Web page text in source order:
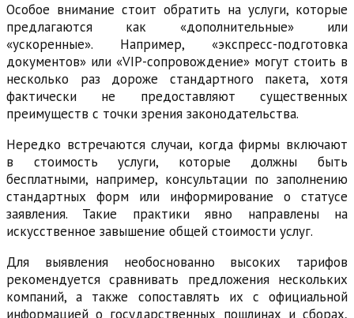
Особое внимание стоит обратить на услуги, которые
предлагаются как «дополнительные» или
«ускоренные». Например, «экспресс-подготовка
документов» или «VIP-сопровождение» могут стоить в
несколько раз дороже стандартного пакета, хотя
фактически не предоставляют существенных
преимуществ с точки зрения законодательства.
Нередко встречаются случаи, когда фирмы включают
в стоимость услуги, которые должны быть
бесплатными, например, консультации по заполнению
стандартных форм или информирование о статусе
заявления. Такие практики явно направлены на
искусственное завышение общей стоимости услуг.
Для выявления необоснованно высоких тарифов
рекомендуется сравнивать предложения нескольких
компаний, а также сопоставлять их с официальной
информацией о государственных пошлинах и сборах,